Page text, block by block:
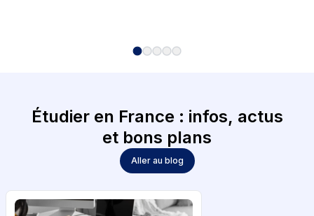
Étudier en France : infos, actus
et bons plans
Aller au blog